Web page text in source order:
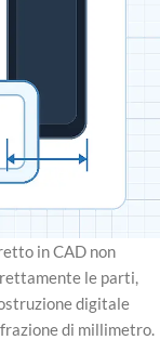
in CAD non
le parti,
digitale
di millimetro.